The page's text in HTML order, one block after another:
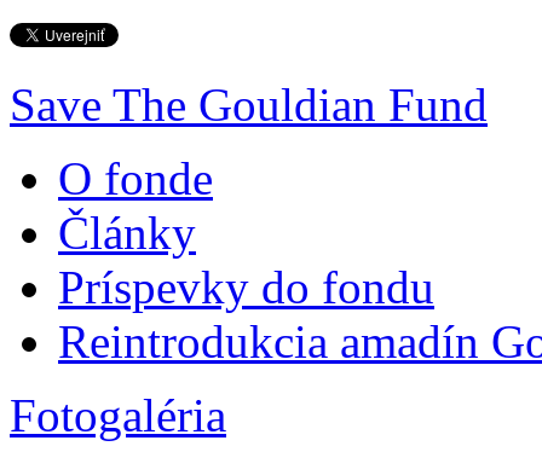
Save The Gouldian Fund
O fonde
Články
Príspevky do fondu
Reintrodukcia amadín
Fotogaléria